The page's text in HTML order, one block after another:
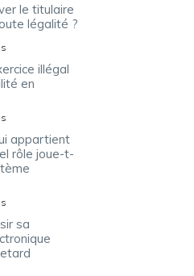
le titulaire
légalité ?
illégal
en
appartient
rôle joue-t-
sa